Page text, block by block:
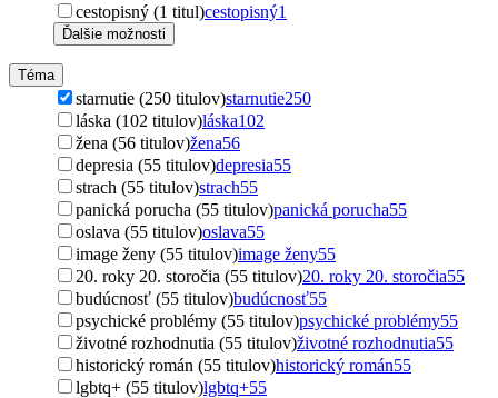
cestopisný (1 titul)cestopisný1
Ďalšie možnosti
Téma
starnutie (250 titulov)starnutie250
láska (102 titulov)láska102
žena (56 titulov)žena56
depresia (55 titulov)depresia55
strach (55 titulov)strach55
panická porucha (55 titulov)panická porucha55
oslava (55 titulov)oslava55
image ženy (55 titulov)image ženy55
20. roky 20. storočia (55 titulov)20. roky 20. storočia55
budúcnosť (55 titulov)budúcnosť55
psychické problémy (55 titulov)psychické problémy55
životné rozhodnutia (55 titulov)životné rozhodnutia55
historický román (55 titulov)historický román55
lgbtq+ (55 titulov)lgbtq+55